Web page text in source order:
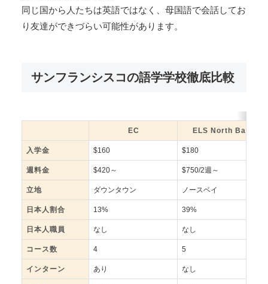
同じ国から人たちは英語ではなく、母国語で会話してお
り友達ができづらい可能性があります。
サンフランシスコの語学学校徹底比較
EC ELS North Bay
入学金 $160 $180
週料金 $420～ $750/2週～
立地 ダウンタウン ノースベイ
日本人割合 13% 39%
日本人職員 なし なし
コース数 4 5
インターン あり なし